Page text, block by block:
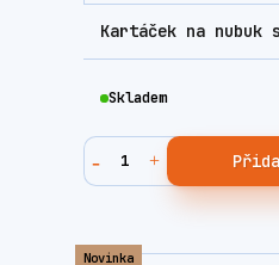
Kartáček na nubuk
Skladem
Novinka